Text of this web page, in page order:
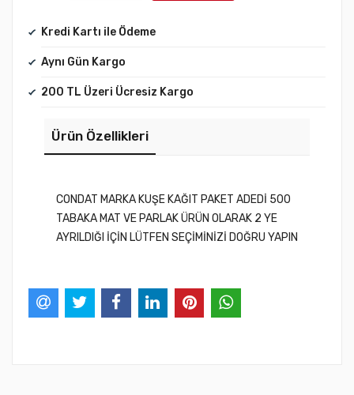
Kredi Kartı ile Ödeme
Aynı Gün Kargo
200 TL Üzeri Ücresiz Kargo
Ürün Özellikleri
CONDAT MARKA KUŞE KAĞIT PAKET ADEDİ 500
TABAKA MAT VE PARLAK ÜRÜN OLARAK 2 YE
AYRILDIĞI İÇİN LÜTFEN SEÇİMİNİZİ DOĞRU YAPIN